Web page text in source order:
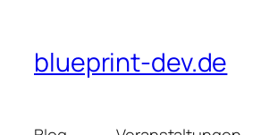
blueprint-dev.de